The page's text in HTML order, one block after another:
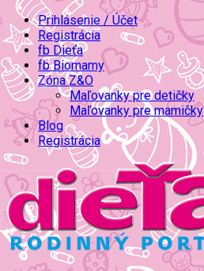
Prihlásenie / Účet
Registrácia
fb Dieťa
fb Biomamy
Zóna Z&O
Maľovanky pre detičky
Maľovanky pre mamičky
Blog
Registrácia